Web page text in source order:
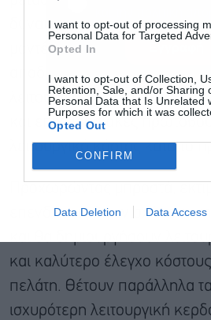
I want to opt-out of processing
Personal Data for Targeted
Opted In
I want to opt-out of Collection,
Retention, Sale, and/or Sharing
Personal Data that Is Unrelated
Purposes for which it was
Opted Out
CONFIRM
Data Deletion Data Access
δυνατότητες, τα συστήματα
μοντέλα που απαιτούνται για
αποδοτικής και
λειτουργίας. Οι παράλληλες
και επιχειρησιακές
λειτουργικό κόστος κατά το
επενδύσεις θα ενισχύσουν
και καλύτερο έλεγχο κόστους
πελάτη. Θέτουν παράλληλα τα
ισχυρότερη λειτουργική